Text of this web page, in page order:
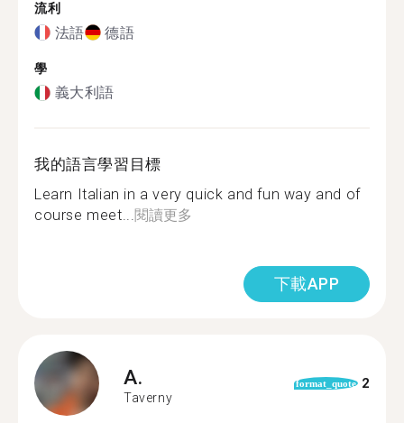
流利
法語 德語
學
義大利語
我的語言學習目標
Learn Italian in a very quick and fun way and of
course meet...閱讀更多
下載APP
A.
Taverny
format_quote 2